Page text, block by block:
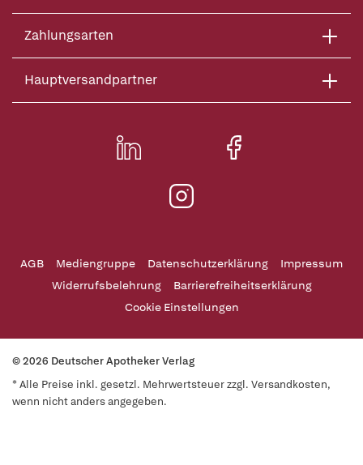
Zahlungsarten
Hauptversandpartner
AGB Mediengruppe Datenschutzerklärung
Impressum
Widerrufsbelehrung
Barrierefreiheitserklärung
Cookie Einstellungen
© 2026 Deutscher Apotheker Verlag
* Alle Preise inkl. gesetzl. Mehrwertsteuer zzgl. Versandkosten,
wenn nicht anders angegeben.